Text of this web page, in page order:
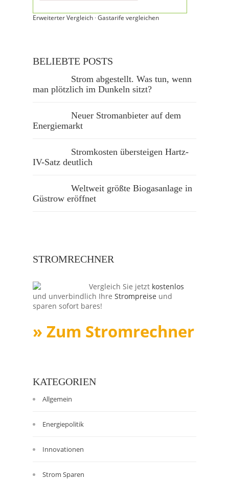
Erweiterter Vergleich ·Gastarife vergleichen
BELIEBTE POSTS
Strom abgestellt. Was tun, wenn
man plötzlich im Dunkeln sitzt?
Neuer Stromanbieter auf dem
Energiemarkt
Stromkosten übersteigen Hartz-
IV-Satz deutlich
Weltweit größte Biogasanlage in
Güstrow eröffnet
STROMRECHNER
Vergleich Sie jetzt kostenlos
und unverbindlich Ihre Strompreise und
sparen sofort bares!
» Zum Stromrechner
KATEGORIEN
Allgemein
Energiepolitik
Innovationen
Strom Sparen